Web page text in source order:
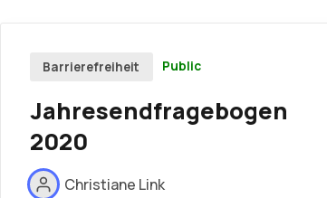
Barrierefreiheit Public
Jahresendfragebogen
2020
Christiane Link